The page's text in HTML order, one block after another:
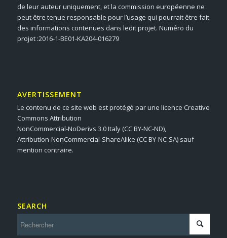
de leur auteur uniquement, et la commission européenne ne
peut être tenue responsable pour l’usage qui pourrait être fait
des informations contenues dans ledit projet. Numéro du
projet :2016-1-BE01-KA204-016279
AVERTISSEMENT
Le contenu de ce site web est protégé par une licence Creative
Commons Attribution
NonCommercial-NoDerivs 3.0 Italy (CC BY-NC-ND),
Attribution-NonCommercial-ShareAlike (CC BY-NC-SA) sauf
mention contraire.
SEARCH